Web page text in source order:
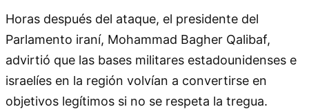
Horas después del ataque, el presidente del
Parlamento iraní, Mohammad Bagher Qalibaf,
advirtió que las bases militares estadounidenses e
israelíes en la región volvían a convertirse en
objetivos legítimos si no se respeta la tregua.